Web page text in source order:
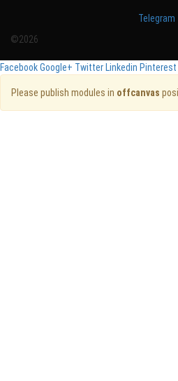
Telegram
©2026
FacebookGoogle+ Twitter Linkedin Pinterest
Please publish modules in offcanvas